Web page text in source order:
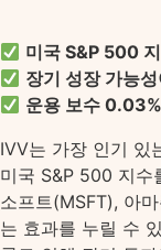
미국 S&P 500
장기 성장 가능
운용 보수
IVV는 가장 인기 있
미국 S&P 500 지수
소프트(MSFT), 아
는 효과를 누릴 수